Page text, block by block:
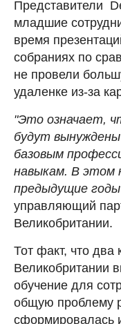
Представители
младшие
время
собраниях по
не провели
удаленке из-за
"Это означает,
будут
базовым
навыкам. В этом
предыдущие
управляющий
Великобритании.
Тот факт, что два
Великобритании
обучение для
общую проблему
сформировалась